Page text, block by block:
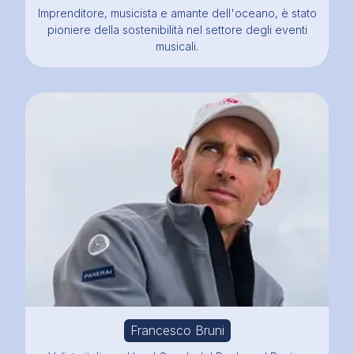
Imprenditore, musicista e amante dell'oceano, è stato
pioniere della sostenibilità nel settore degli eventi
musicali.
Francesco Bruni